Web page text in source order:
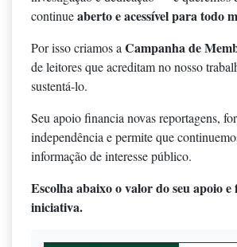
continueaberto e acessível para todo
Por isso criamos aCampanha de
de leitores que acreditam no nosso
sustentá-lo.
Seu apoio financia novas reportagens,
independência e permite que
informação de interesse público.
Escolha abaixo o valor do seu apoio e
iniciativa.